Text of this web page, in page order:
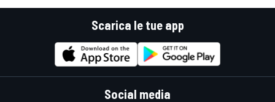
Scarica le tue app
Social media